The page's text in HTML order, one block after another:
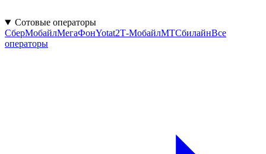
Сотовые операторы
СберМобайлМегаФонYotat2Т‑МобайлМТСбилайнВсе
операторы